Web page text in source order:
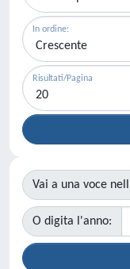
In ordine:
Risultati/Pagina
Vai a una voce
O digita l'anno: